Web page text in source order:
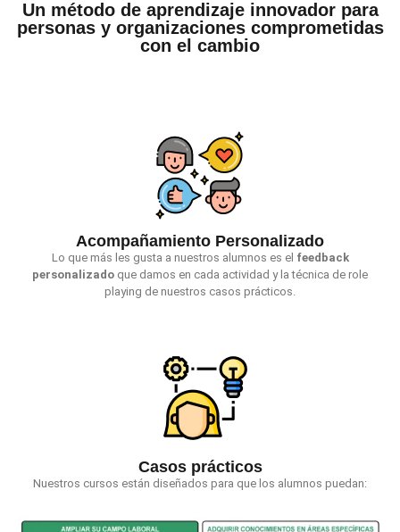
Un método de aprendizaje innovador para
personas y organizaciones comprometidas
con el cambio
Acompañamiento Personalizado
Lo que más les gusta a nuestros alumnos es el feedback
personalizado que damos en cada actividad y la técnica de role
playing de nuestros casos prácticos.
Casos prácticos
Nuestros cursos están diseñados para que los alumnos puedan: